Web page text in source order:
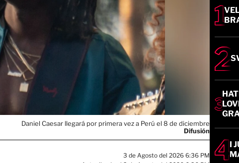
Daniel Caesar llegará por primera vez a Perú el 8 de diciembre
Difusión
3 de Agosto del 2026 6:36 PM
I